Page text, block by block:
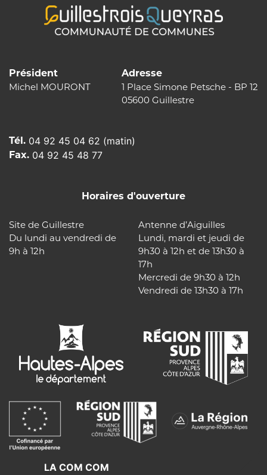
Président
Michel MOURONT
Adresse
1 Place Simone Petsche - BP 12
05600 Guillestre
Tél. 04 92 45 04 62 (matin)
Fax. 04 92 45 48 77
Horaires d'ouverture
Site de Guillestre
Du lundi au vendredi de
9h à 12h
Antenne d’Aiguilles
Lundi, mardi et jeudi de
9h30 à 12h et de 13h30 à
17h
Mercredi de 9h30 à 12h
Vendredi de 13h30 à 17h
LA COM COM